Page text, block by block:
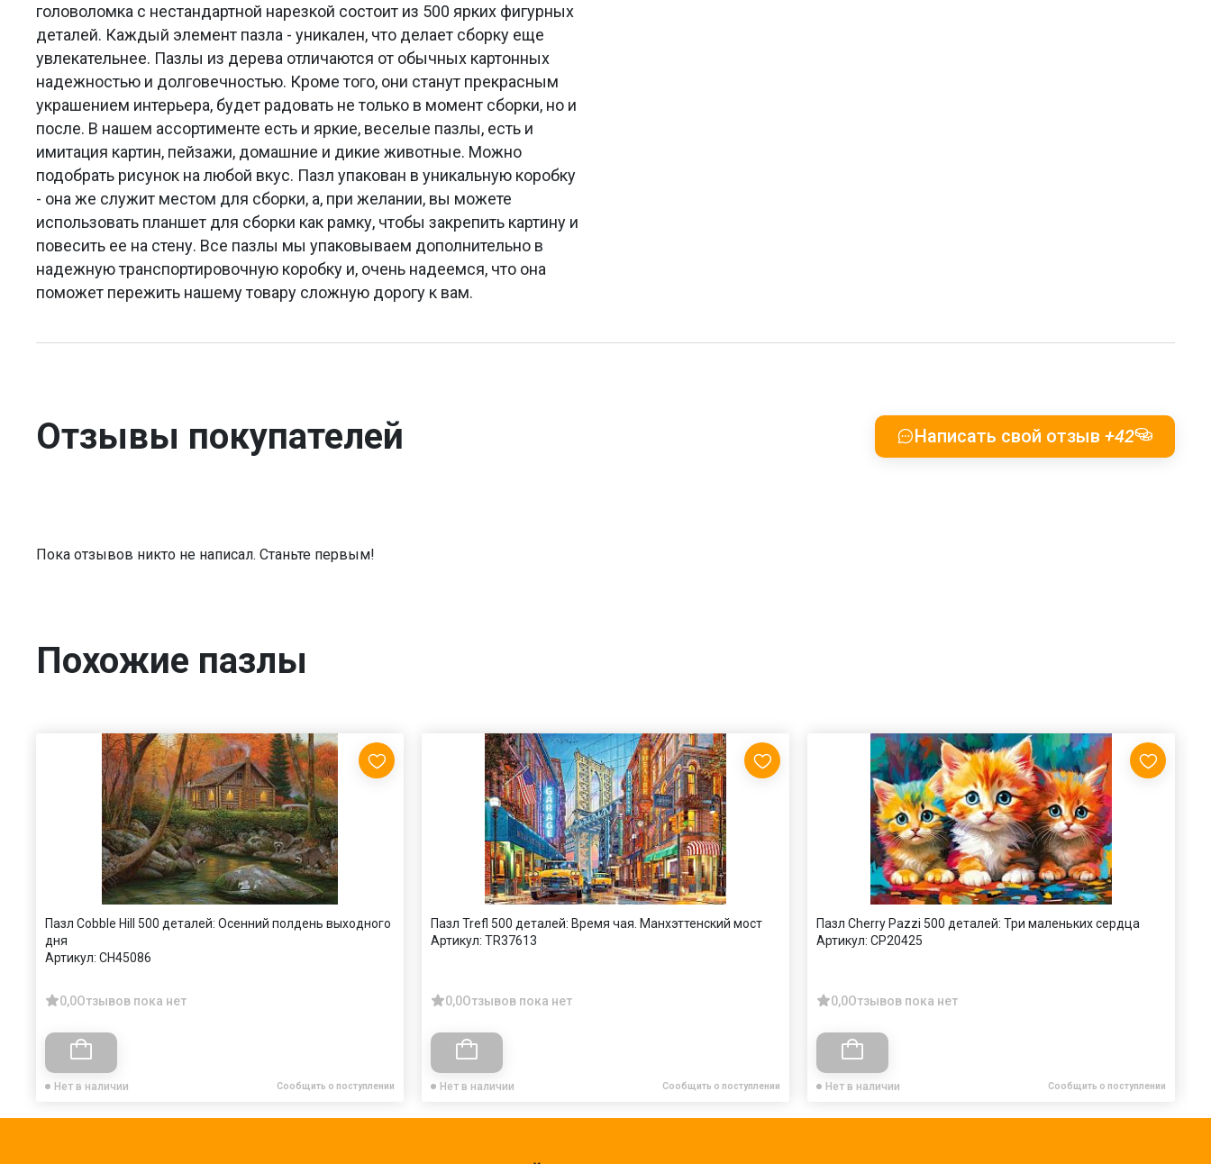
головоломка с нестандартной нарезкой состоит из 500 ярких фигурных
деталей. Каждый элемент пазла - уникален, что делает сборку еще
увлекательнее. Пазлы из дерева отличаются от обычных картонных
надежностью и долговечностью. Кроме того, они станут прекрасным
украшением интерьера, будет радовать не только в момент сборки, но и
после. В нашем ассортименте есть и яркие, веселые пазлы, есть и
имитация картин, пейзажи, домашние и дикие животные. Можно
подобрать рисунок на любой вкус. Пазл упакован в уникальную коробку
- она же служит местом для сборки, а, при желании, вы можете
использовать планшет для сборки как рамку, чтобы закрепить картину и
повесить ее на стену. Все пазлы мы упаковываем дополнительно в
надежную транспортировочную коробку и, очень надеемся, что она
поможет пережить нашему товару сложную дорогу к вам.
Отзывы покупателей Написать свой отзыв +42
Пока отзывов никто не написал. Станьте первым!
Похожие пазлы
Пазл Cobble Hill 500 деталей: Осенний полдень выходного
дня
Артикул: CH45086
0,0Отзывов пока нет
Нет в наличии Сообщить о поступлении
Пазл Trefl 500 деталей: Время чая. Манхэттенский мост
Артикул: TR37613
0,0Отзывов пока нет
Нет в наличии Сообщить о поступлении
Пазл Cherry Pazzi 500 деталей: Три маленьких сердца
Артикул: CP20425
0,0Отзывов пока нет
Нет в наличии Сообщить о поступлении